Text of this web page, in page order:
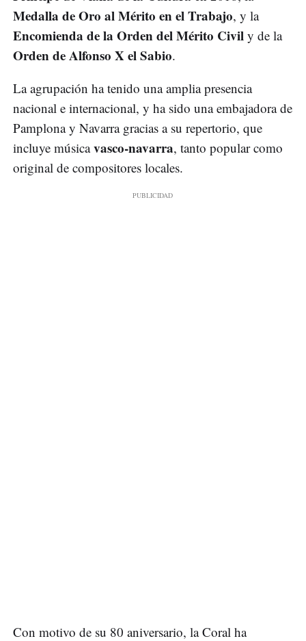
Medalla de Oro al Mérito en el Trabajo, y la
Encomienda de la Orden del Mérito Civil y de la
Orden de Alfonso X el Sabio.
La agrupación ha tenido una amplia presencia
nacional e internacional, y ha sido una embajadora de
Pamplona y Navarra gracias a su repertorio, que
incluye músicavasco-navarra, tanto popular como
original de compositores locales.
Con motivo de su 80 aniversario, la Coral ha